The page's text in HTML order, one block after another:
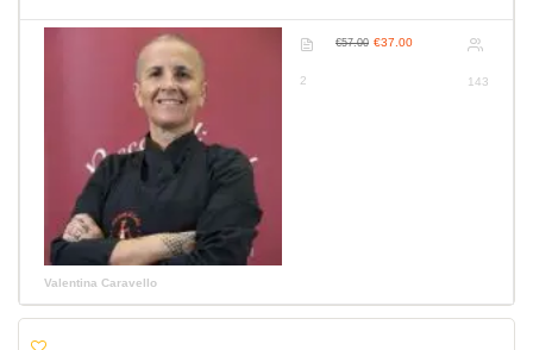
Valentina Caravello
2 143
€57.00 €37.00